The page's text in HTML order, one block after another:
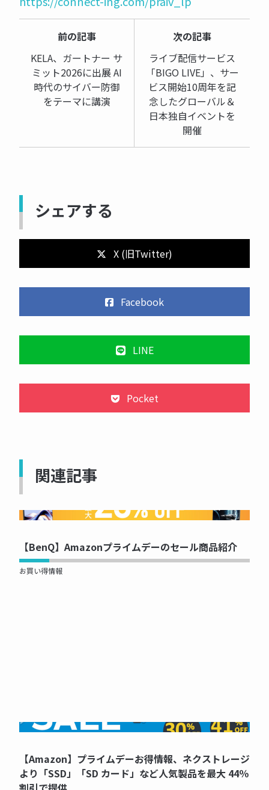
前の記事
KELA、ガートナー サ
ミット2026に出展 AI
時代のサイバー防御
をテーマに講演
次の記事
ライブ配信サービス
「BIGO LIVE」、サー
ビス開始10周年を記
念したグローバル＆
日本独自イベントを
開催
シェアする
X (旧Twitter)
Facebook
LINE
Pocket
関連記事
NOW PRINTING...
【BenQ】Amazonプライムデーのセール商品紹介
お買い得情報
NOW PRINTING...
【Amazon】プライムデーお得情報、ネクストレージ
より「SSD」「SD カード」など人気製品を最大 44％